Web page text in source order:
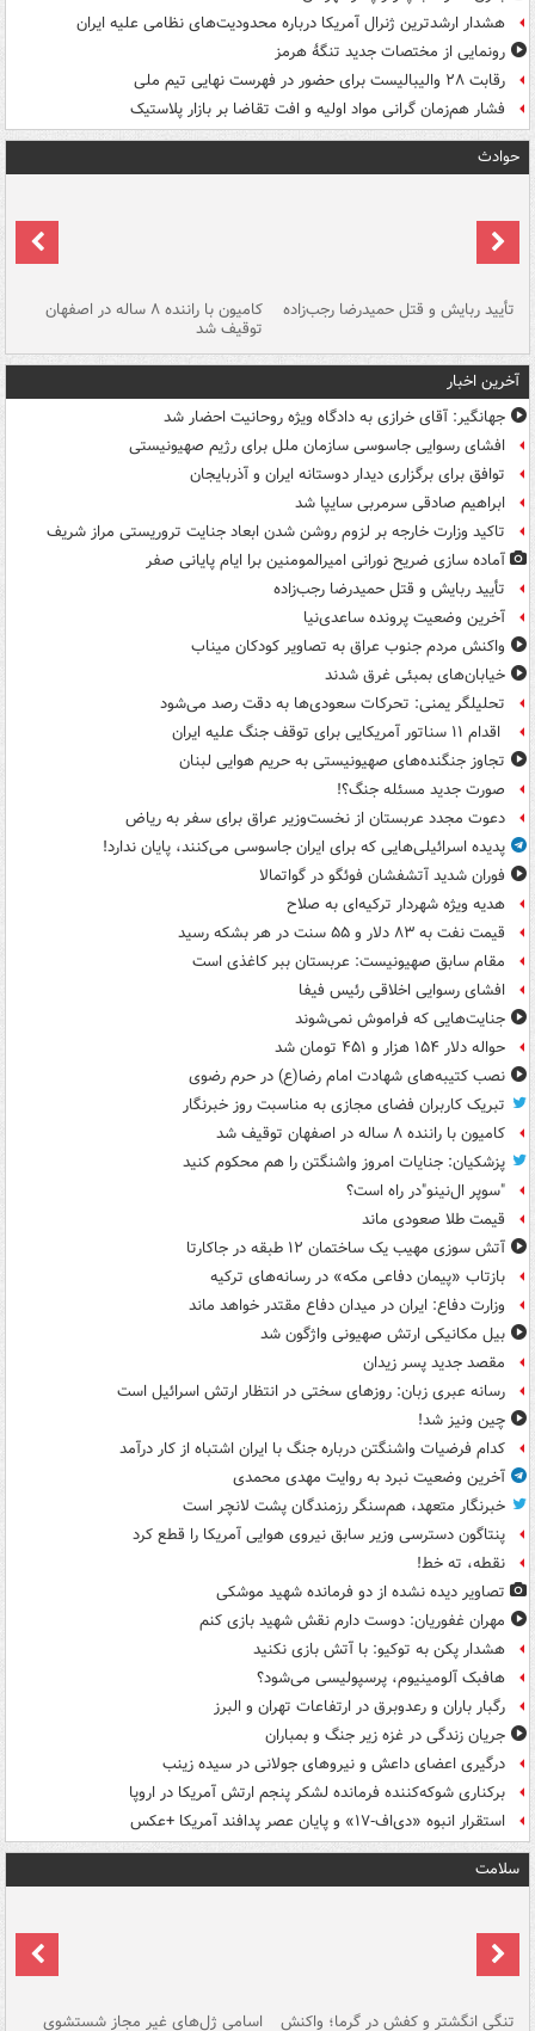
هشدار ارشدترین ژنرال آمریکا درباره محدودیت‌های نظامی علیه ایران
رونمایی از مختصات جدید تنگۀ هرمز
رقابت ۲۸ والیبالیست برای حضور در فهرست نهایی تیم ملی
فشار هم‌زمان گرانی مواد اولیه و افت تقاضا بر بازار پلاستیک
حوادث
تأیید ربایش و قتل حمیدرضا رجب‌زاده کامیون با راننده ۸ ساله در اصفهان
توقیف شد
آخرین اخبار
جهانگیر: آقای خرازی به دادگاه ویژه روحانیت احضار شد
افشای رسوایی جاسوسی سازمان ملل برای رژیم صهیونیستی
توافق برای برگزاری دیدار دوستانه ایران و آذربایجان
ابراهیم صادقی سرمربی سایپا شد
تاکید وزارت خارجه بر لزوم روشن شدن ابعاد جنایت تروریستی مراز شریف
آماده سازی ضریح نورانی امیرالمومنین برا ایام پایانی صفر
تأیید ربایش و قتل حمیدرضا رجب‌زاده
آخرین وضعیت پرونده ساعدی‌نیا
واکنش مردم جنوب عراق به تصاویر کودکان میناب
خیابان‌های بمبئی غرق شدند
تحلیلگر یمنی: تحرکات سعودی‌ها به دقت رصد می‌شود
اقدام ۱۱ سناتور آمریکایی برای توقف جنگ علیه ایران
تجاوز جنگنده‌های صهیونیستی به حریم هوایی لبنان
صورت جدید مسئله جنگ؟!
دعوت مجدد عربستان از نخست‌وزیر عراق برای سفر به ریاض
پدیده اسرائیلی‌هایی که برای ایران جاسوسی می‌کنند، پایان ندارد!
فوران شدید آتشفشان فوئگو در گواتمالا
هدیه ویژه شهردار ترکیه‌ای به صلاح
قیمت نفت به ۸۳ دلار و ۵۵ سنت در هر بشکه رسید
مقام سابق صهیونیست: عربستان ببر کاغذی است
افشای رسوایی اخلاقی رئیس فیفا
جنایت‌هایی که فراموش نمی‌شوند
حواله دلار ۱۵۴ هزار و ۴۵۱ تومان شد
نصب کتیبه‌های شهادت امام رضا(ع) در حرم رضوی
تبریک کاربران فضای مجازی به مناسبت روز خبرنگار
کامیون با راننده ۸ ساله در اصفهان توقیف شد
پزشکیان: جنایات امروز واشنگتن را هم محکوم کنید
"سوپر ال‌نینو"در راه است؟
قیمت طلا صعودی ماند
آتش سوزی مهیب یک ساختمان ۱۲ طبقه در جاکارتا
بازتاب «پیمان دفاعی مکه» در رسانه‌های ترکیه
وزارت دفاع: ایران در میدان دفاع مقتدر خواهد ماند
بیل مکانیکی ارتش صهیونی واژگون شد
مقصد جدید پسر زیدان
رسانه عبری زبان: روزهای سختی در انتظار ارتش اسرائیل است
چین ونیز شد!
کدام فرضیات واشنگتن درباره جنگ با ایران اشتباه از کار درآمد
آخرین وضعیت نبرد به روایت مهدی محمدی
خبرنگار متعهد، هم‌سنگر رزمندگان پشت لانچر است
پنتاگون دسترسی وزیر سابق نیروی هوایی آمریکا را قطع کرد
نقطه، ته خط!
تصاویر دیده‌ نشده از دو فرمانده شهید موشکی
مهران غفوریان: دوست دارم نقش شهید بازی کنم
هشدار پکن به توکیو: با آتش بازی نکنید
هافبک آلومینیوم، پرسپولیسی می‌شود؟
رگبار باران و رعدوبرق در ارتفاعات تهران و البرز
جریان زندگی در غزه زیر جنگ و بمباران
درگیری اعضای داعش و نیروهای جولانی در سیده زینب
برکناری شوکه‌کننده فرمانده لشکر پنجم ارتش آمریکا در اروپا
استقرار انبوه «دی‌اف‑۱۷» و پایان عصر پدافند آمریکا +عکس
سلامت
تنگی انگشتر و کفش در گرما؛ واکنش اسامی ژل‌های غیر مجاز شستشوی